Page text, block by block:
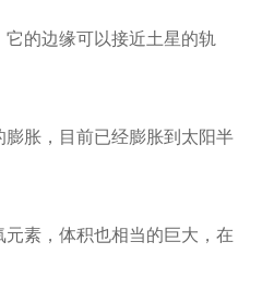
的边缘可以接近土星的轨
胀，目前已经膨胀到太阳半
素，体积也相当的巨大，在